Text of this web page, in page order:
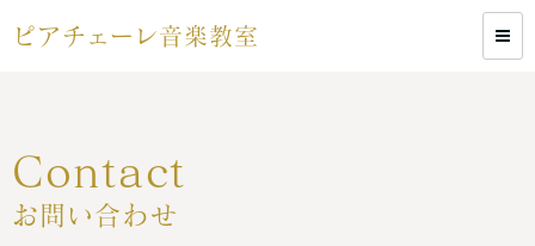
ピアチェーレ音楽教室
Contact
お問い合わせ